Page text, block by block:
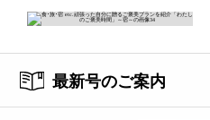
最新号のご案内